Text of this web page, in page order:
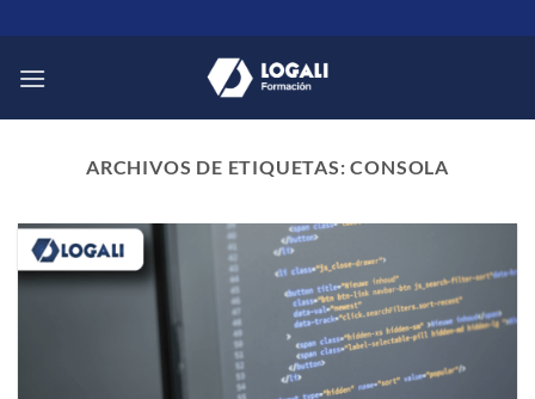
al
contenido
ARCHIVOS DE ETIQUETAS:CONSOLA